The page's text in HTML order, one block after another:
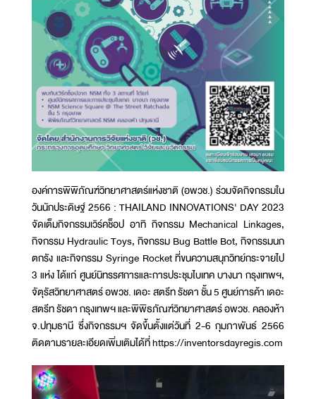
องค์การพิพิภัณฑ์วิทยาศาสตร์แห่งชาติ (อพวช.) ร่วมจัดกิจกรรมใน
วันนักประดิษฐ์ 2566 : THAILAND INNOVATIONS' DAY 2023
จัดเต็มกิจกรรมเวิร์คช็อป อาทิ กิจกรรม Mechanical Linkages,
กิจกรรม Hydraulic Toys, กิจกรรม Bug Battle Bot, กิจกรรมนก
ตกรัง และกิจกรรม Syringe Rocket ที่ขนความสนุกวิทย์กระจายไป
3 แห่ง ได้แก่ ศูนย์นิทรรศการและการประชุมไบเทค บางนา กรุงเทพฯ,
จัตุรัสวิทยาศาสตร์ อพวช. เดอะ สตรีท รัชดา ชั้น 5 ศูนย์การค้า เดอะ
สตรีท รัชดา กรุงเทพฯ และพิพิธภัณฑ์วิทยาศาสตร์ อพวช. คลองห้า
จ.ปทุมธานี ซึ่งกิจกรรมฯ จัดขึ้นตั้งแต่วันที่ 2-6 กุมภาพันธ์ 2566
ติดตามรายละเอียดเพิ่มเติมได้ที่ https://inventorsdayregis.com